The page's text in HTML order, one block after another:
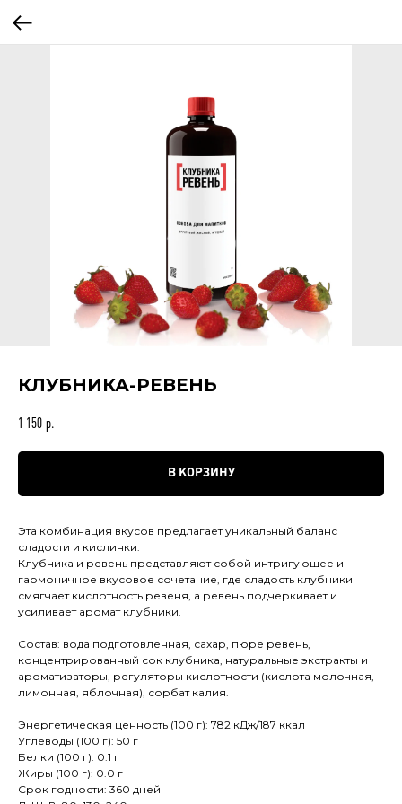
КЛУБНИКА-РЕВЕНЬ
1 150 р.
В КОРЗИНУ
Эта комбинация вкусов предлагает уникальный баланс
сладости и кислинки.
Клубника и ревень представляют собой интригующее и
гармоничное вкусовое сочетание, где сладость клубники
смягчает кислотность ревеня, а ревень подчеркивает и
усиливает аромат клубники.
Состав: вода подготовленная, сахар, пюре ревень,
концентрированный сок клубника, натуральные экстракты и
ароматизаторы, регуляторы кислотности (кислота молочная,
лимонная, яблочная), сорбат калия.
Энергетическая ценность (100 г): 782 кДж/187 ккал
Углеводы (100 г): 50 г
Белки (100 г): 0.1 г
Жиры (100 г): 0.0 г
Срок годности: 360 дней